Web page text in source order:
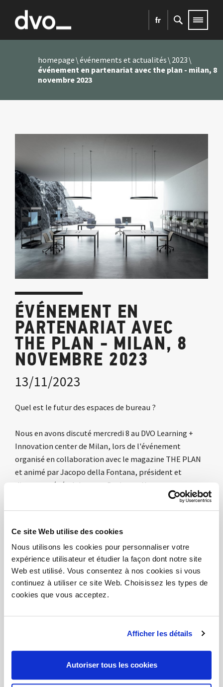
Ce site Web utilise des cookies
Nous utilisons les cookies pour personnaliser votre
expérience utilisateur et étudier la façon dont notre site
Web est utilisé. Vous consentez à nos cookies si vous
continuez à utiliser ce site Web. Choisissez les types de
cookies que vous acceptez.
Afficher les détails
Autoriser tous les cookies
fr
homepage événements et actualités 2023
événement en partenariat avec the plan - milan, 8
novembre 2023
ÉVÉNEMENT EN
PARTENARIAT AVEC
THE PLAN - MILAN, 8
NOVEMBRE 2023
13/11/2023
Quel est le futur des espaces de bureau ?
Nous en avons discuté mercredi 8 au DVO Learning +
Innovation center de Milan, lors de l'événement
organisé en collaboration avec le magazine THE PLAN
et animé par Jacopo della Fontana, président et
directeur général de
- Design to Users.
Giuseppe Bincoletto et Cristian Filippi ont accueilli les
Giuseppe Bianchi, directeur des services généraux du
groupeMediaset, a présenté l'étude de cas "Mediaset :
nouvelles méthodes de travail".
Nous avons ensuite organisé une table ronde animée
par Francesco Rovere, Senior Development Manager
chezAXA Investment Management Italia, Gianni
terminé par une intéressante séance de questions-
réponses avec les participants. Nous tenons à remercier
tous ceux qui sont venus !